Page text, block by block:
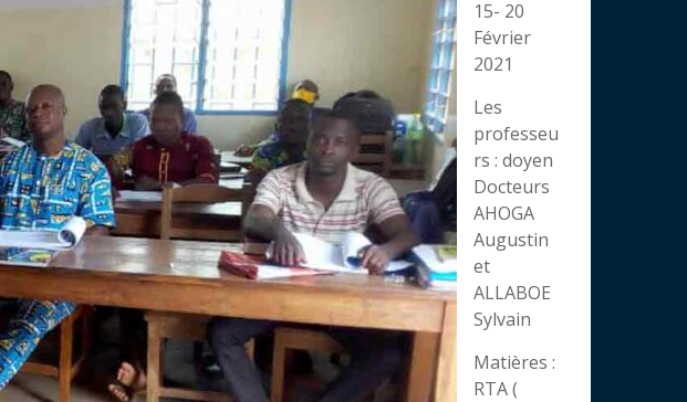
15- 20
Février
2021
Les
professeu
rs : doyen
Docteurs
AHOGA
Augustin
et
ALLABOE
Sylvain
Matières :
RTA (